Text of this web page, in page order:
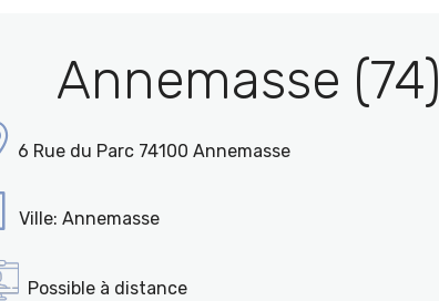
Annemasse (74)
6 Rue du Parc 74100 Annemasse
Ville: Annemasse
Possible à distance